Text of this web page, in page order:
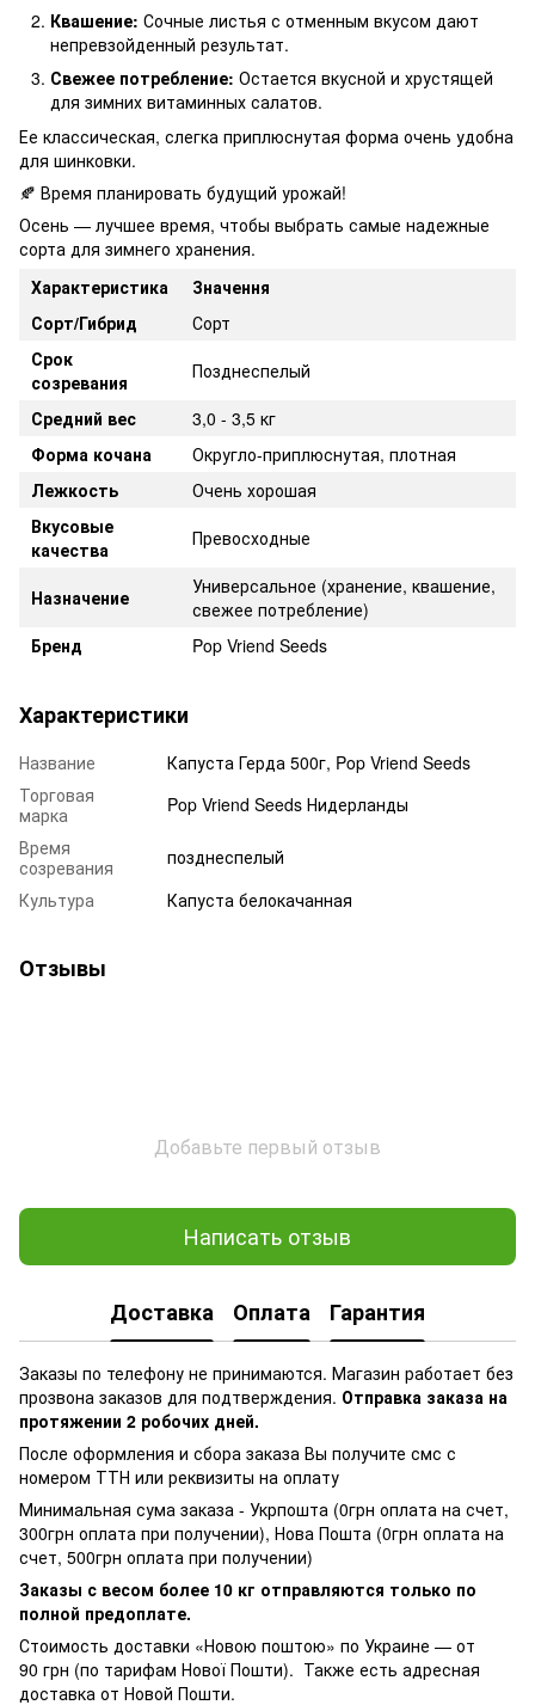
Квашение: Сочные листья с отменным вкусом дают
непревзойденный результат.
Свежее потребление: Остается вкусной и хрустящей
для зимних витаминных салатов.
Ее классическая, слегка приплюснутая форма очень удобна
для шинковки.
🍂 Время планировать будущий урожай!
Осень — лучшее время, чтобы выбрать самые надежные
сорта для зимнего хранения.
Характеристика
Значення
Сорт/Гибрид
Сорт
Срок
созревания
Позднеспелый
Средний вес
3,0 - 3,5 кг
Форма кочана
Округло-приплюснутая, плотная
Лежкость
Очень хорошая
Вкусовые
качества
Превосходные
Назначение
Универсальное (хранение, квашение,
свежее потребление)
Бренд
Pop Vriend Seeds
Характеристики
Название
Капуста Герда 500г, Pop Vriend Seeds
Торговая
марка
Pop Vriend Seeds Нидерланды
Время
созревания
позднеспелый
Культура
Капуста белокачанная
Отзывы
Добавьте первый отзыв
Написать отзыв
Доставка Оплата Гарантия
Заказы по телефону не принимаются. Магазин работает без
прозвона заказов для подтверждения. Отправка заказа на
протяжении 2 робочих дней.
После оформления и сбора заказа Вы получите смс с
номером ТТН или реквизиты на оплату
Минимальная сума заказа - Укрпошта (0грн оплата на счет,
300грн оплата при получении), Нова Пошта (0грн оплата на
счет, 500грн оплата при получении)
Заказы с весом более 10 кг отправляются только по
полной предоплате.
Стоимость доставки «Новою поштою» по Украине — от
90 грн (по тарифам Нової Пошти). Также есть адресная
доставка от Новой Пошти.